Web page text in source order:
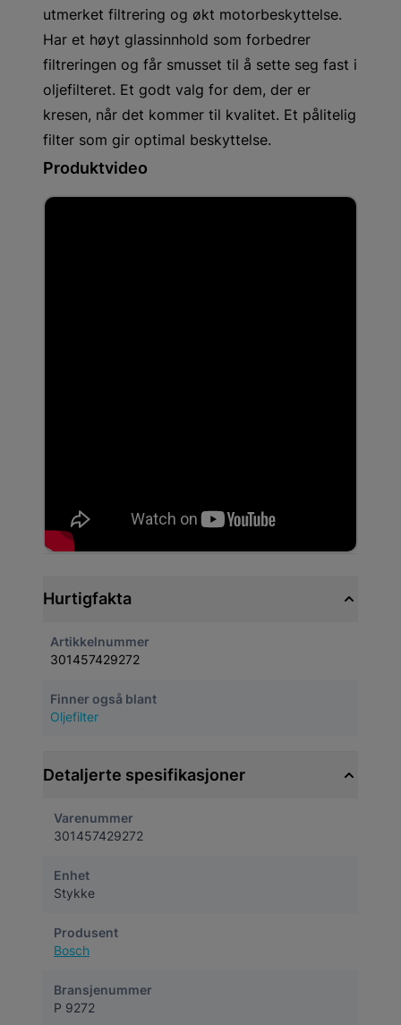
utmerket filtrering og økt motorbeskyttelse.
Har et høyt glassinnhold som forbedrer
filtreringen og får smusset til å sette seg fast i
oljefilteret. Et godt valg for dem, der er
kresen, når det kommer til kvalitet. Et pålitelig
filter som gir optimal beskyttelse.
Produktvideo
Hurtigfakta
Artikkelnummer
301457429272
Finner også blant
Oljefilter
Detaljerte spesifikasjoner
Varenummer
301457429272
Enhet
Stykke
Produsent
Bosch
Bransjenummer
P 9272